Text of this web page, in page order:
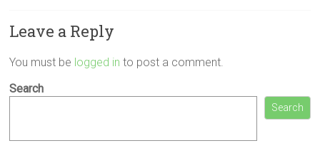
Leave a Reply
You must be logged in to post a comment.
Search
Search